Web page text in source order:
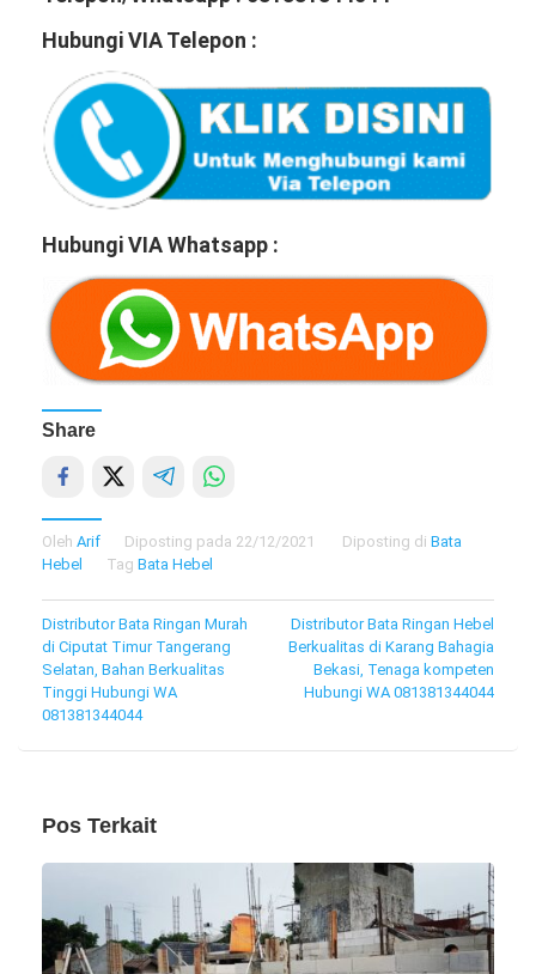
Hubungi VIA Telepon :
Hubungi VIA Whatsapp :
Share
Oleh Arif Diposting pada 22/12/2021 Diposting di Bata
Hebel
Tag Bata Hebel
Navigasi
pos
Distributor Bata Ringan Murah
di Ciputat Timur Tangerang
Selatan, Bahan Berkualitas
Tinggi Hubungi WA
081381344044
Distributor Bata Ringan Hebel
Berkualitas di Karang Bahagia
Bekasi, Tenaga kompeten
Hubungi WA 081381344044
Pos Terkait